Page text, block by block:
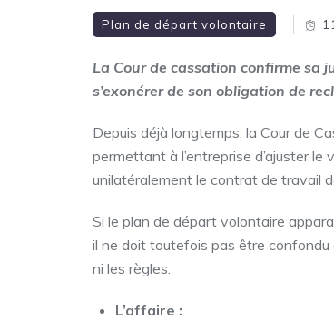
Plan de départ volontaire
La Cour de cassation confirme sa
s’exonérer de son obligation de
Depuis déjà longtemps, la Cour de
permettant à l’entreprise d’ajuster
unilatéralement le contrat de travail
Si le plan de départ volontaire
il ne doit toutefois pas être confondu
ni les règles.
L’affaire :